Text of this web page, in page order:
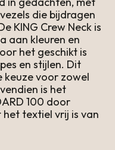
die bijdragen
KING Crew Neck is
aan kleuren en
het geschikt is
en stijlen. Dit
keuze voor zowel
is het
100 door
textiel vrij is van